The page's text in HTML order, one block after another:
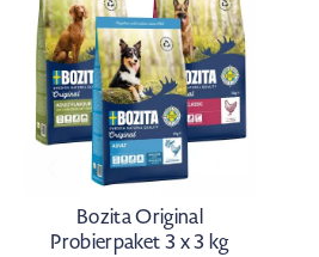
Bozita Original
Probierpaket 3 x 3 kg